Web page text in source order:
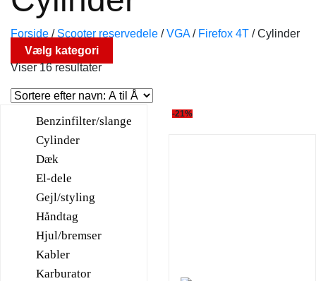
Forside / Scooter reservedele / VGA / Firefox 4T /Cylinder
Vælg kategori
Viser 16 resultater
Benzinfilter/slange
Cylinder
Dæk
El-dele
Gejl/styling
Håndtag
Hjul/bremser
Kabler
Karburator
-21%